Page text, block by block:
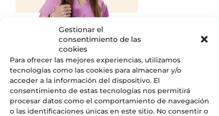
Gestionar el
consentimiento de las
cookies
Para ofrecer las mejores experiencias, utilizamos
tecnologías como las cookies para almacenar y/o
acceder a la información del dispositivo. El
consentimiento de estas tecnologías nos permitirá
procesar datos como el comportamiento de navegación
o las identificaciones únicas en este sitio. No consentir o
Descubrir